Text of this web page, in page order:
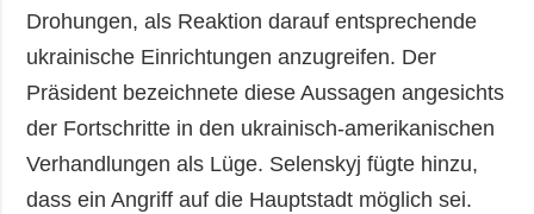
Drohungen, als Reaktion darauf entsprechende
ukrainische Einrichtungen anzugreifen. Der
Präsident bezeichnete diese Aussagen angesichts
der Fortschritte in den ukrainisch-amerikanischen
Verhandlungen als Lüge. Selenskyj fügte hinzu,
dass ein Angriff auf die Hauptstadt möglich sei.